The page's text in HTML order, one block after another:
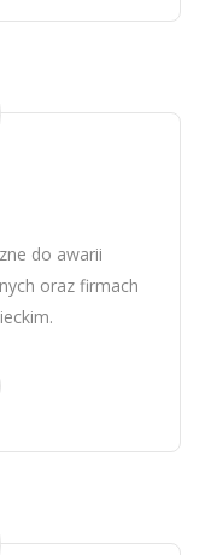
do awarii
oraz firmach